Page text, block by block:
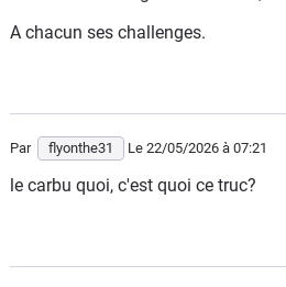
Donc je dépense plus mais je
Le prix d'un bien ou service n'est
ne dit rien sur le pouvoir d'achat
pour reprendre l'expression du
A chacun ses challenges.
Par flyonthe31 Le 22/05/2026 à 07:21
le carbu quoi, c'est quoi ce truc?